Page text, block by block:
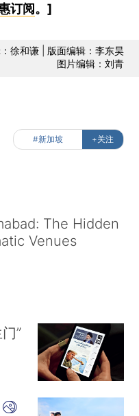
订阅。]
徐和谦 | 版面编辑：李东昊
图片编辑：刘青
#新加坡 +关注
The Hidden
Venues
”